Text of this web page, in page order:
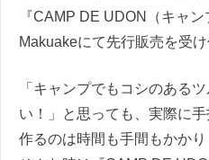
『CAMP DE UDON（キャ
Makuakeにて先行販売を受け
「キャンプでもコシのある
い！」と思っても、実際に
作るのは時間も手間もかかり